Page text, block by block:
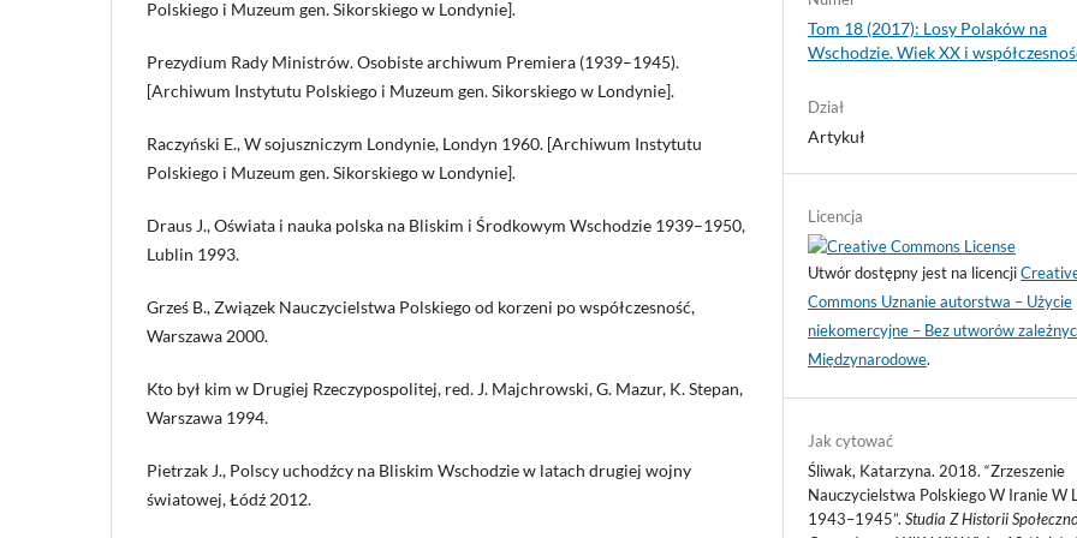
Polskiego i Muzeum gen. Sikorskiego w Londynie].
Prezydium Rady Ministrów. Osobiste archiwum Premiera (1939–1945).
[Archiwum Instytutu Polskiego i Muzeum gen. Sikorskiego w Londynie].
Raczyński E., W sojuszniczym Londynie, Londyn 1960. [Archiwum Instytutu
Polskiego i Muzeum gen. Sikorskiego w Londynie].
Draus J., Oświata i nauka polska na Bliskim i Środkowym Wschodzie 1939–1950,
Lublin 1993.
Grześ B., Związek Nauczycielstwa Polskiego od korzeni po współczesność,
Warszawa 2000.
Kto był kim w Drugiej Rzeczypospolitej, red. J. Majchrowski, G. Mazur, K. Stepan,
Warszawa 1994.
Pietrzak J., Polscy uchodźcy na Bliskim Wschodzie w latach drugiej wojny
światowej, Łódź 2012.
Tom 18 (2017): Losy Polaków na
Wschodzie. Wiek XX i
Dział
Artykuł
Licencja
Utwór dostępny jest na licencji
Commons Uznanie autorstwa – Użycie
niekomercyjne – Bez utworów
Międzynarodowe.
Jak cytować
Śliwak, Katarzyna. 2018. “Zrzeszenie
Nauczycielstwa Polskiego W Iranie W
1943–1945”.Studia Z Historii